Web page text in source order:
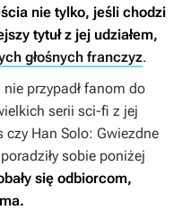
nie tylko, jeśli chodzi
tytuł z jej udziałem,
głośnych franczyz.
nie przypadł fanom do
serii sci-fi z jej
czy Han Solo: Gwiezdne
sobie poniżej
się odbiorcom,